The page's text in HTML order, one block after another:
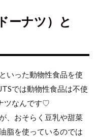
ーナツ）と
いった動物性食品を使
では動物性食品は不使
ツなんです♡
、おそらく豆乳や甜菜
脂を使っているのでは